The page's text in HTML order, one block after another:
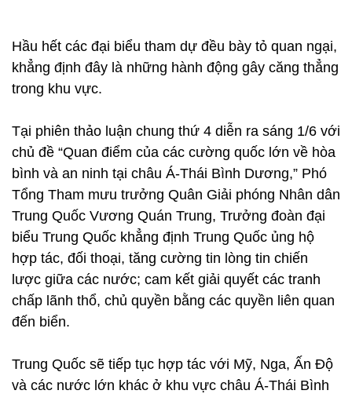
Hầu hết các đại biểu tham dự đều bày tỏ quan ngại,
khẳng định đây là những hành động gây căng thẳng
trong khu vực.
Tại phiên thảo luận chung thứ 4 diễn ra sáng 1/6 với
chủ đề “Quan điểm của các cường quốc lớn về hòa
bình và an ninh tại châu Á-Thái Bình Dương,” Phó
Tổng Tham mưu trưởng Quân Giải phóng Nhân dân
Trung Quốc Vương Quán Trung, Trưởng đoàn đại
biểu Trung Quốc khẳng định Trung Quốc ủng hộ
hợp tác, đối thoại, tăng cường tin lòng tin chiến
lược giữa các nước; cam kết giải quyết các tranh
chấp lãnh thổ, chủ quyền bằng các quyền liên quan
đến biển.
Trung Quốc sẽ tiếp tục hợp tác với Mỹ, Nga, Ấn Độ
và các nước lớn khác ở khu vực châu Á-Thái Bình